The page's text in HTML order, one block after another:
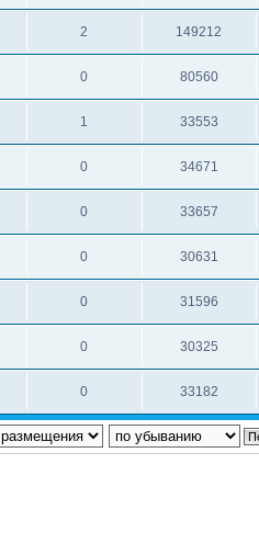
2 149212
0 80560
1 33553
0 34671
0 33657
0 30631
0 31596
0 30325
0 33182